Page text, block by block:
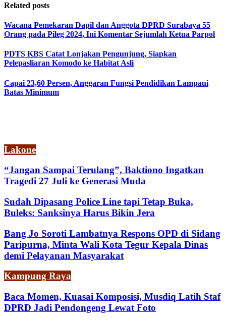
Related posts
Wacana Pemekaran Dapil dan Anggota DPRD Surabaya 55
Orang pada Pileg 2024, Ini Komentar Sejumlah Ketua Parpol
PDTS KBS Catat Lonjakan Pengunjung, Siapkan
Pelepasliaran Komodo ke Habitat Asli
Capai 23,60 Persen, Anggaran Fungsi Pendidikan Lampaui
Batas Minimum
Lakone
“Jangan Sampai Terulang”, Baktiono Ingatkan
Tragedi 27 Juli ke Generasi Muda
Sudah Dipasang Police Line tapi Tetap Buka,
Buleks: Sanksinya Harus Bikin Jera
Bang Jo Soroti Lambatnya Respons OPD di Sidang
Paripurna, Minta Wali Kota Tegur Kepala Dinas
demi Pelayanan Masyarakat
Kampung Raya
Baca Momen, Kuasai Komposisi, Musdiq Latih Staf
DPRD Jadi Pendongeng Lewat Foto